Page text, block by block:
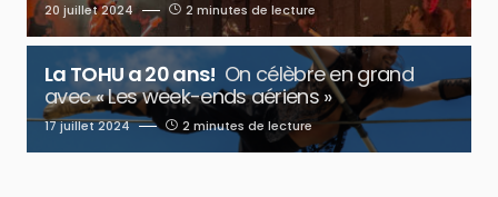
20 juillet 2024 2 minutes de lecture
La TOHU a 20 ans! On célèbre en grand
avec « Les week-ends aériens »
17 juillet 2024 2 minutes de lecture